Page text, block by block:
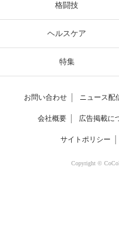
格闘技
ヘルスケア
特集
お問い合わせ ニュース配
会社概要 広告掲載に
サイトポリシー
Copyright ©